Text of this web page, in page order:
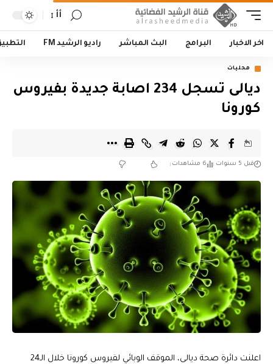
أأ
اخر الاخبار البرامج البث المباشر راديو الرشيد FM
محليات
ديالى تسجل 234 اصابة جديدة بفيروس
كورونا
قبل 5 سنوات 6 مشاهدات
اعلنت دائرة صحة ديالى، الموقف الوبائي لفيروس كورونا خلال الـ24